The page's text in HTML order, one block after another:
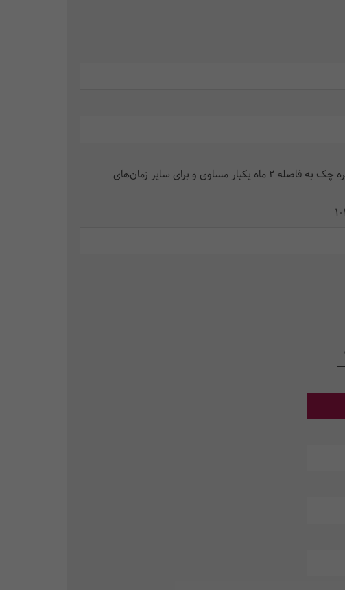
در2 فقره چک به فاصله 2 ماه یکبار مساوی و برای سایر زمان‌های